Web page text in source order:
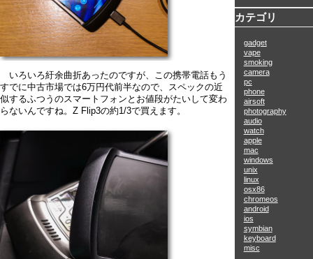
いろいろ紆余曲折あったのですが、この携帯電話もう
すでに中古市場では6万円代前半なので、スペックの近
似するふつうのスマートフォンとお値段がたいして変わ
らないんですね。Z Flip3の約1/3で買えます。
カテゴリ
gadget
vape
smoking
camera
pc
phone
airsoft
photography
audio
watch
apple
mac
windows
unix
linux
osx86
chromeos
android
ios
symbian
keyboard
misc